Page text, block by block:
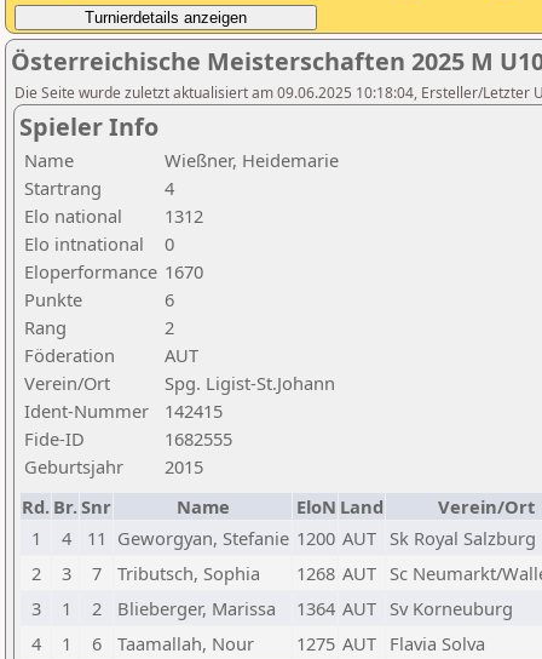
Österreichische Meisterschaften 2025 M
Die Seite wurde zuletzt aktualisiert am 09.06.2025 10:18:04, Ersteller/Letzter
Spieler Info
Name
Wießner, Heidemarie
Startrang
4
Elo national
1312
Elo intnational
0
Eloperformance 1670
Punkte
6
Rang
2
Föderation
AUT
Verein/Ort
Spg. Ligist-St.Johann
Ident-Nummer
142415
Fide-ID
1682555
Geburtsjahr
2015
Rd. Br.Snr Name EloN Land
Verein/Ort
1
4 11 Geworgyan, Stefanie 1200 AUT Sk Royal Salzburg
2
3 7 Tributsch, Sophia 1268 AUT Sc Neumarkt/
3
1 2 Blieberger, Marissa 1364 AUT Sv Korneuburg
4
1 6 Taamallah, Nour 1275 AUT Flavia Solva